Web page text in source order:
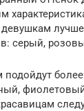
серый,
подойдут